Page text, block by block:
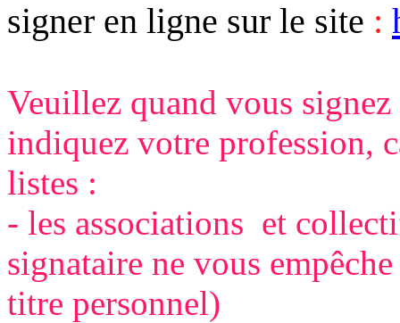
signer en ligne sur le site :
Veuillez quand vous
indiquez votre profession,
listes :
- les associations et
signataire ne vous
titre personnel)